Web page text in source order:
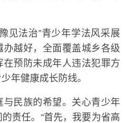
法治”青少年学法风采展
越好，全面覆盖城乡各级
预防未成年人违法犯罪方
年健康成长防线。
民族的希望。关心青少年
责任。“首先，我要为省高